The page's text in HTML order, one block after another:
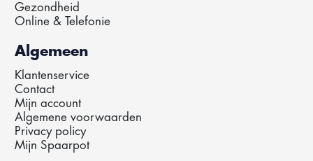
Gezondheid
Online & Telefonie
Algemeen
Klantenservice
Contact
Mijn account
Algemene voorwaarden
Privacy policy
Mijn Spaarpot